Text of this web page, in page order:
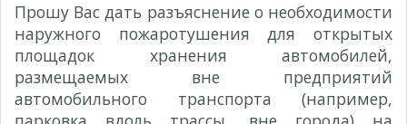
Прошу Вас дать разъяснение о необходимости
наружного пожаротушения для открытых
площадок хранения автомобилей,
размещаемых вне предприятий
автомобильного транспорта (например,